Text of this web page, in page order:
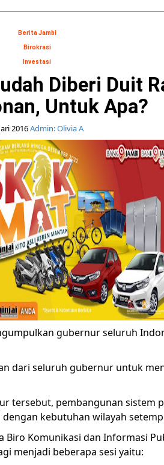
Berita Jambi
Birokrasi
Investasi
Diberi Duit
Untuk Apa?
2016Admin: Olivia A
gubernur seluruh
dari seluruh gubernur untuk
tersebut, pembangunan sistem
kebutuhan wilayah
Biro Komunikasi dan Informasi
menjadi beberapa sesi yaitu: